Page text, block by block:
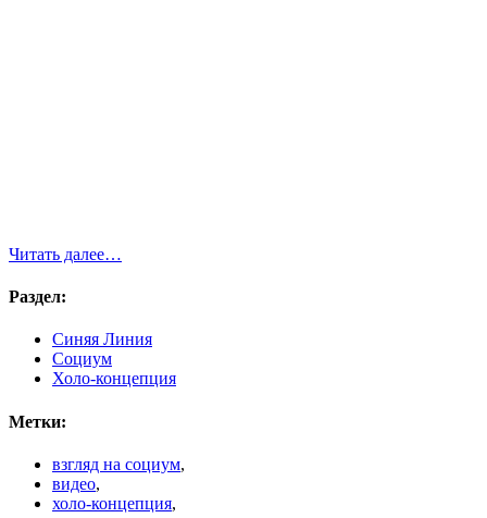
Читать далее…
Раздел:
Синяя Линия
Социум
Холо-концепция
Метки:
взгляд на социум,
видео,
холо-концепция,